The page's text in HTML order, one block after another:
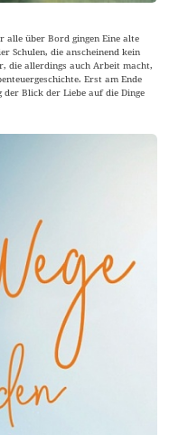
alle über Bord gingen Eine alte
Schulen, die anscheinend kein
die allerdings auch Arbeit macht,
Erst am Ende
Blick der Liebe auf die Dinge